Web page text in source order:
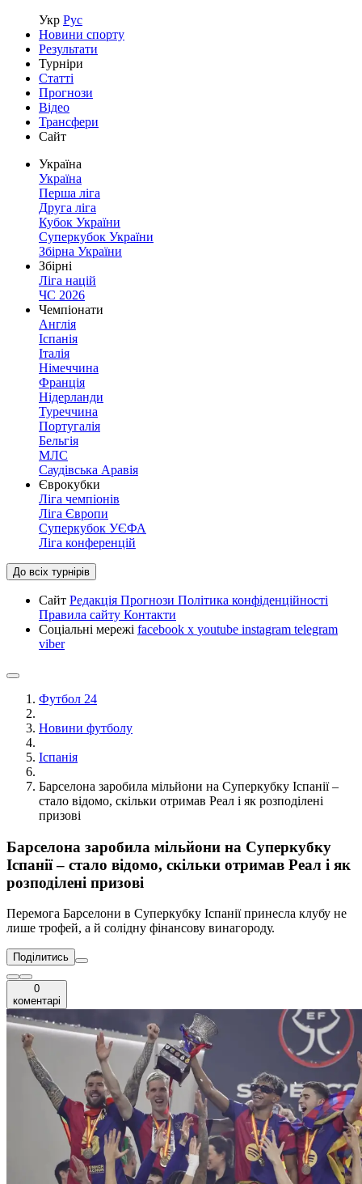
Укр Рус
Новини спорту
Результати
Турніри
Статті
Прогнози
Відео
Трансфери
Сайт
Україна
Україна
Перша ліга
Друга ліга
Кубок України
Суперкубок України
Збірна України
Збірні
Ліга націй
ЧС 2026
Чемпіонати
Англія
Іспанія
Італія
Німеччина
Франція
Нідерланди
Туреччина
Португалія
Бельгія
МЛС
Саудівська Аравія
Єврокубки
Ліга чемпіонів
Ліга Європи
Суперкубок УЄФА
Ліга конференцій
До всіх турнірів
Сайт Редакція Прогнози Політика конфіденційності
Правила сайту Контакти
Соціальні мережі facebook x youtube instagram telegram
viber
Футбол 24
Новини футболу
Іспанія
Барселона заробила мільйони на Суперкубку Іспанії –
стало відомо, скільки отримав Реал і як розподілені
призові
Барселона заробила мільйони на Суперкубку
Іспанії – стало відомо, скільки отримав Реал і як
розподілені призові
Перемога Барселони в Суперкубку Іспанії принесла клубу не
лише трофей, а й солідну фінансову винагороду.
Поділитись
0
коментарі